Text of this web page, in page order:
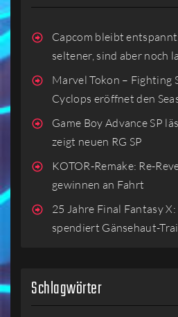
Capcom bleibt
seltener, sind aber noch
Marvel Tokon – Fighting
Cyclops eröffnet den
Game Boy Advance SP
zeigt neuen RG SP
KOTOR-Remake: Re-
gewinnen an Fahrt
25 Jahre Final Fantasy
spendiert Gänsehaut-
Schlagwörter